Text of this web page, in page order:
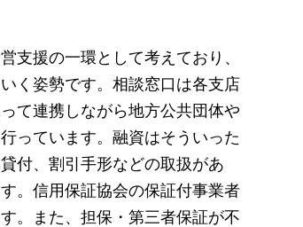
支援の一環として考えており、
く姿勢です。相談窓口は各支店
て連携しながら地方公共団体や
っています。融資はそういった
付、割引手形などの取扱があ
。信用保証協会の保証付事業者
。また、担保・第三者保証が不